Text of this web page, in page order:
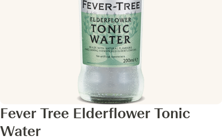
Fever Tree Elderflower Tonic
Water